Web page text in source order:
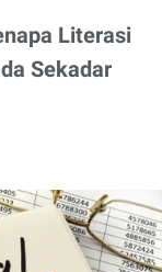
Literasi
Sekadar